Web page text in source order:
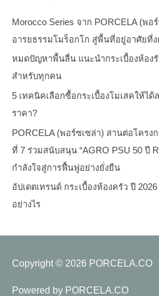
Morocco Series จาก PORCELA (พอ
อารยธรรมโมร็อกโก สู่พื้นที่อยู่อาศัยที่ง
หมดปัญหาพื้นลื่น แนะนำกระเบื้องห้อง
สำหรับทุกคน
5 เทคนิคเลือกซื้อกระเบื้องโมเสคให้ไ
ราคา?
PORCELA (พอร์ซเซล่า) สานต่อโครง
ที่ 7 ร่วมสนับสนุน “AGRO PSU 50 ปี
กำลังใจสู่การฟื้นฟูอย่างยั่งยืน
อัปเดตเทรนด์ กระเบื้องห้องครัว ปี
อย่างไร
Copyright © 2026 PORCELA.CO
Powered by PORCELA.CO